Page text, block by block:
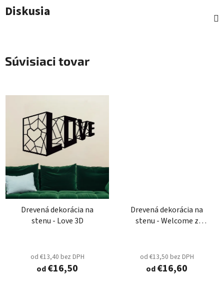
Diskusia
Súvisiaci tovar
Drevená dekorácia na
stenu - Love 3D
od €13,40 bez DPH
od€16,50
Drevená dekorácia na
stenu - Welcome z
od €13,50 bez DPH
od€16,60